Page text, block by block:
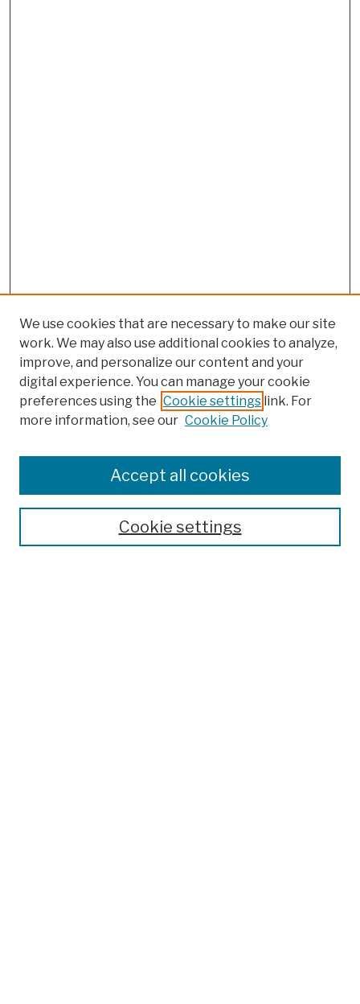
Colleges, Schools, Centers
Publications and Research
Theses, Dissertations, and Capstones
Open Educational Resources
We use cookies that are necessary to make our site
work. We may also use additional cookies to analyze,
improve, and personalize our content and your
digital experience. You can manage your cookie
preferences using the Cookie settings link. For
more information, see our Cookie Policy
Cookie settings
Accept all cookies